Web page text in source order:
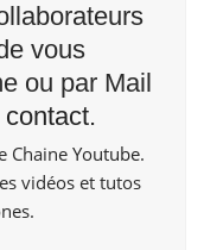
vous
ou par Mail
.
Chaine Youtube.
vidéos et tutos